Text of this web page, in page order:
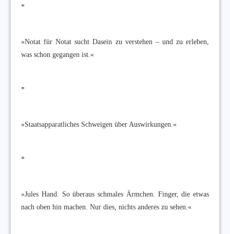
*
»Notat für Notat sucht Dasein zu verstehen – und zu erleben,
was schon gegangen ist.«
*
»Staatsapparatliches Schweigen über Auswirkungen.«
*
»Jules Hand. So überaus schmales Ärmchen. Finger, die etwas
nach oben hin machen. Nur dies, nichts anderes zu sehen.«